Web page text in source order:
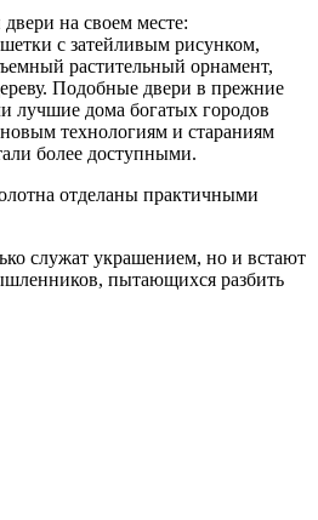
на своем месте:
с затейливым рисунком,
растительный орнамент,
Подобные двери в прежние
лучшие дома богатых городов
технологиям и стараниям
более доступными.
отделаны практичными
служат украшением, но и встают
пытающихся разбить